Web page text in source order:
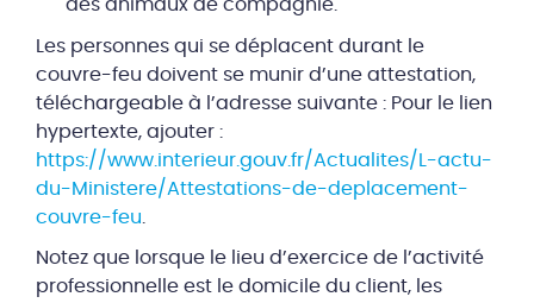
des animaux de compagnie.
Les personnes qui se déplacent durant le
couvre-feu doivent se munir d’une attestation,
téléchargeable à l’adresse suivante : Pour le lien
hypertexte, ajouter :
https://www.interieur.gouv.fr/Actualites/L-actu-
du-Ministere/Attestations-de-deplacement-
couvre-feu
Notez que lorsque le lieu d’exercice de l’activité
professionnelle est le domicile du client, les